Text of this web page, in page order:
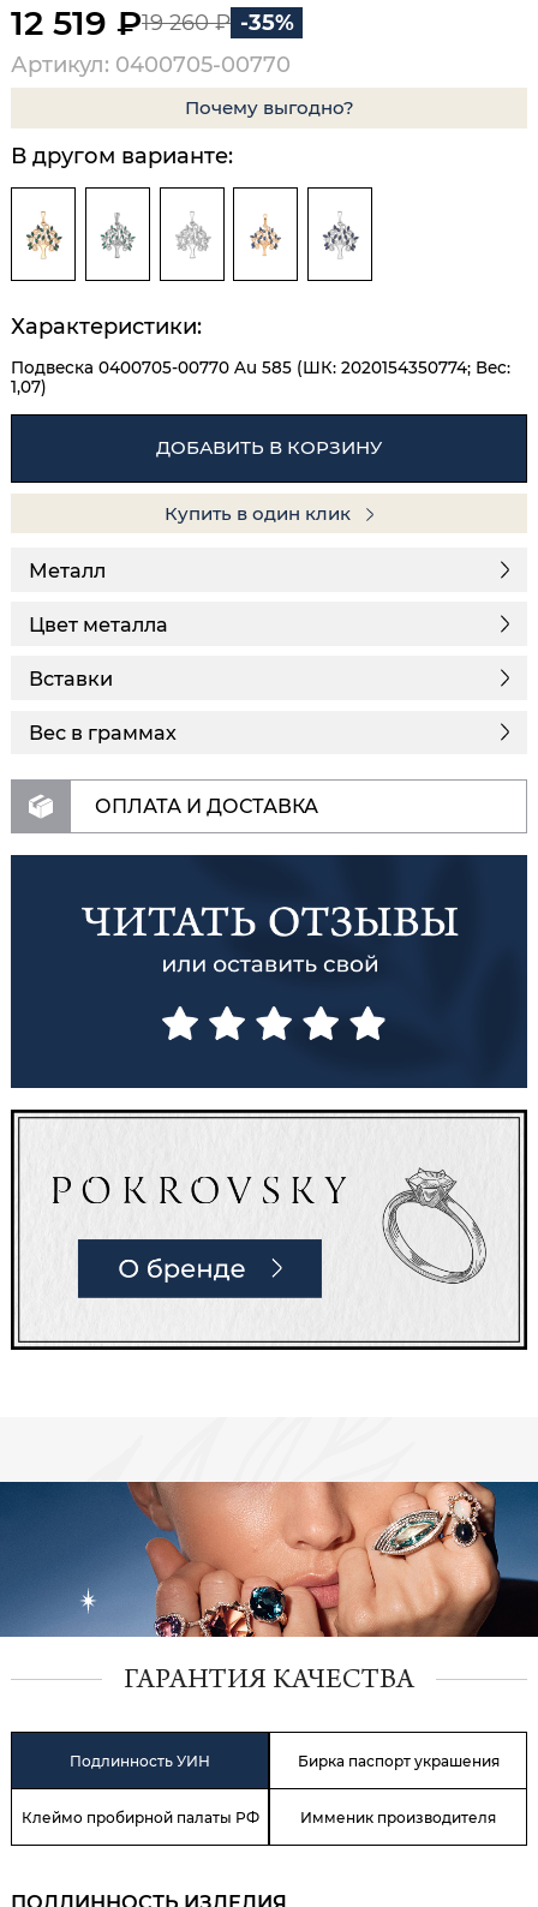
12 519 ₽19 260 ₽ -35%
Артикул: 0400705-00770
Почему выгодно?
В другом варианте:
Характеристики:
Подвеска 0400705-00770 Au 585 (ШК: 2020154350774; Вес:
1,07)
ДОБАВИТЬ В КОРЗИНУ
Купить в один клик
Металл
Цвет металла
Вставки
Вес в граммах
ОПЛАТА И ДОСТАВКА
ГАРАНТИЯ КАЧЕСТВА
Подлинность УИН Бирка паспорт украшения
Клеймо пробирной палаты РФ Имменик производителя